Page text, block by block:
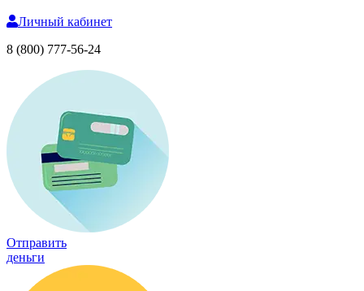
Личный кабинет
8 (800) 777-56-24
Отправить
деньги